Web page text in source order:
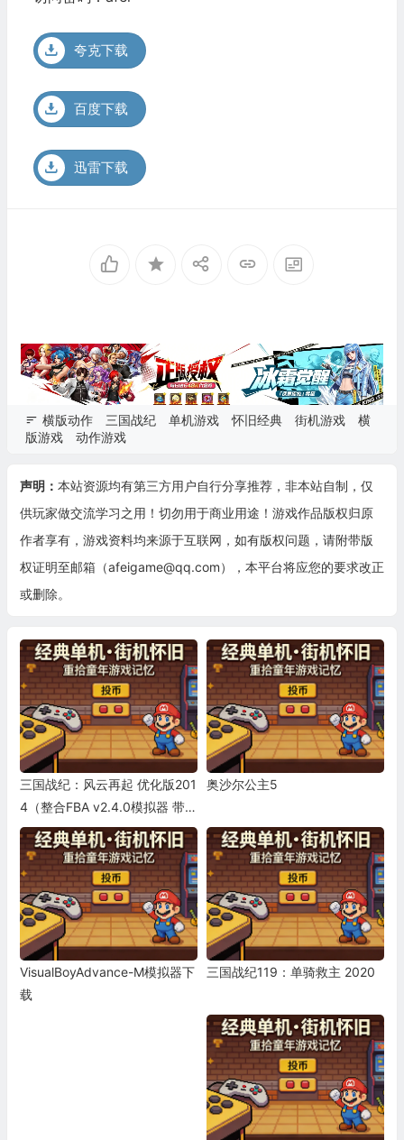
夸克下载
百度下载
迅雷下载
横版动作 三国战纪 单机游戏 怀旧经典 街机游戏
横
版游戏
动作游戏
声明： 本站资源均有第三方用户自行分享推荐，非本站自制，仅
供玩家做交流学习之用！切勿用于商业用途！游戏作品版权归原
作者享有，游戏资料均来源于互联网，如有版权问题，请附带版
权证明至邮箱（afeigame@qq.com），本平台将应您的要求改正
或删除。
三国战纪：风云再起 优化版201
4（整合FBA v2.4.0模拟器 带作
弊码）
奥沙尔公主5
VisualBoyAdvance-M模拟器下
载
三国战纪119：单骑救主 2020